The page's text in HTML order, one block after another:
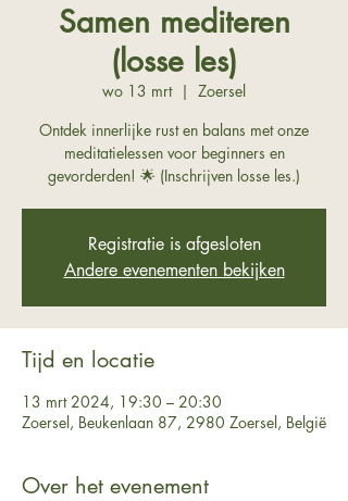
Samen mediteren
(losse les)
wo 13 mrt
  |
Zoersel
Ontdek innerlijke rust en balans met onze
meditatielessen voor beginners en
gevorderden! 🌟 (Inschrijven losse les.)
Registratie is afgesloten
Andere evenementen bekijken
Tijd en locatie
13 mrt 2024, 19:30 – 20:30
Zoersel, Beukenlaan 87, 2980 Zoersel, België
Over het evenement